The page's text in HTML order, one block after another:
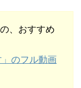
、おすすめ
のフル動画